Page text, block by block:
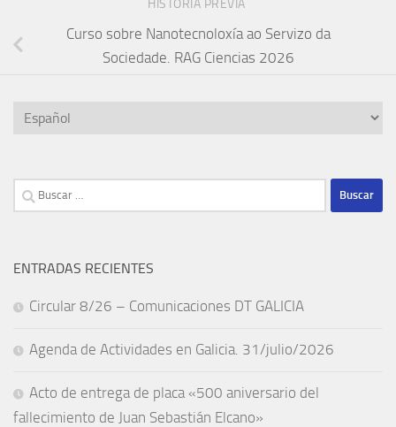
HISTORIA PREVIA
Curso sobre Nanotecnoloxía ao Servizo da
Sociedade. RAG Ciencias 2026
Elegir
Buscar:
ENTRADAS RECIENTES
Circular 8/26 – Comunicaciones DT GALICIA
Agenda de Actividades en Galicia. 31/julio/2026
Acto de entrega de placa «500 aniversario del
fallecimiento de Juan Sebastián Elcano»